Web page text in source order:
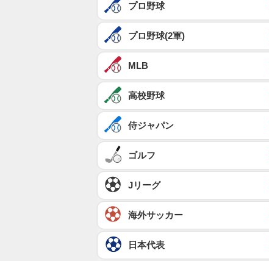
プロ野球
プロ野球(2軍)
MLB
高校野球
侍ジャパン
ゴルフ
Jリーグ
海外サッカー
日本代表